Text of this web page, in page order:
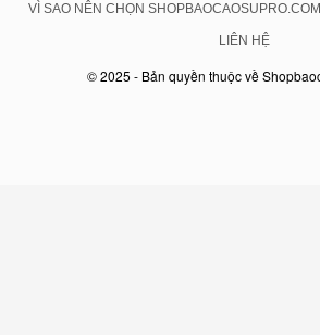
VÌ SAO NÊN CHỌN SHOPBAOCAOSUPRO.COM
LIÊN HỆ
© 2025 - Bản quyền thuộc về